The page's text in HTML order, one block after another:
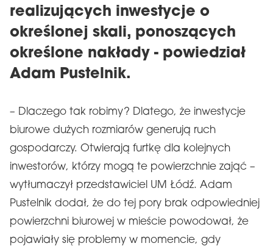
realizujących inwestycje o
określonej skali, ponoszących
określone nakłady - powiedział
Adam Pustelnik.
– Dlaczego tak robimy? Dlatego, że inwestycje
biurowe dużych rozmiarów generują ruch
gospodarczy. Otwierają furtkę dla kolejnych
inwestorów, którzy mogą te powierzchnie zająć –
wytłumaczył przedstawiciel UM Łódź. Adam
Pustelnik dodał, że do tej pory brak odpowiedniej
powierzchni biurowej w mieście powodował, że
pojawiały się problemy w momencie, gdy